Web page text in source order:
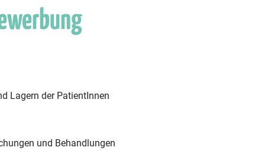
Lagern der PatientInnen
und Behandlungen